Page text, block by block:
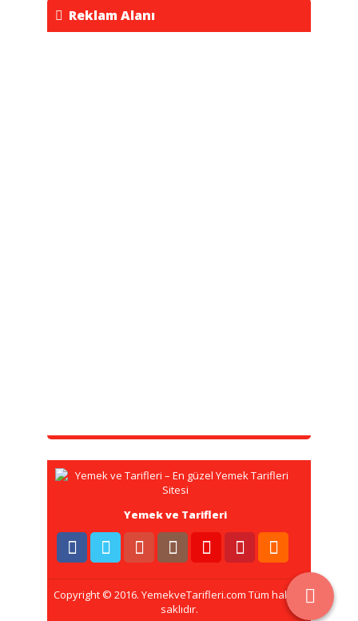
Reklam Alanı
Yemek ve Tarifleri
Copyright © 2016. YemekveTarifleri.com Tüm hakları
saklıdır.